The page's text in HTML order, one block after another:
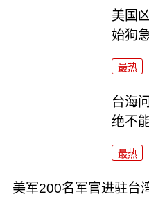
美国
始狗
最热
台海
绝不
最热
美军200名军官进驻台